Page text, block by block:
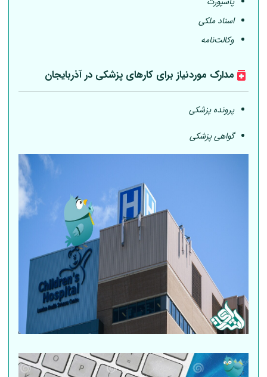
اسناد ملکی
وکالت‌نامه
مدارک موردنیاز برای کارهای پزشکی در آذربایجان
پرونده پزشکی
گواهی پزشکی